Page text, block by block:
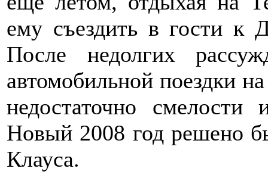
ему съездить в гости к
После недолгих
автомобильной поездки
недостаточно смелости
Новый 2008 год решено
Клауса.